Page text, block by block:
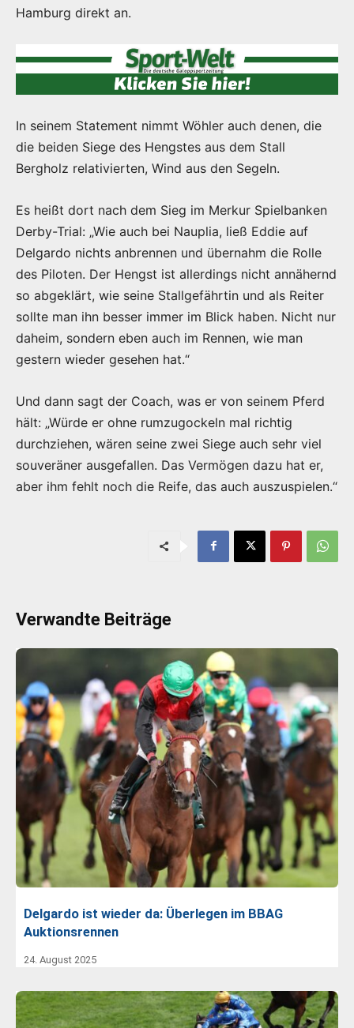
Hamburg direkt an.
In seinem Statement nimmt Wöhler auch denen, die
die beiden Siege des Hengstes aus dem Stall
Bergholz relativierten, Wind aus den Segeln.
Es heißt dort nach dem Sieg im Merkur Spielbanken
Derby-Trial: „Wie auch bei Nauplia, ließ Eddie auf
Delgardo nichts anbrennen und übernahm die Rolle
des Piloten. Der Hengst ist allerdings nicht annähernd
so abgeklärt, wie seine Stallgefährtin und als Reiter
sollte man ihn besser immer im Blick haben. Nicht nur
daheim, sondern eben auch im Rennen, wie man
gestern wieder gesehen hat.“
Und dann sagt der Coach, was er von seinem Pferd
hält: „Würde er ohne rumzugockeln mal richtig
durchziehen, wären seine zwei Siege auch sehr viel
souveräner ausgefallen. Das Vermögen dazu hat er,
aber ihm fehlt noch die Reife, das auch auszuspielen.“
Verwandte Beiträge
Delgardo ist wieder da: Überlegen im BBAG
Auktionsrennen
24. August 2025